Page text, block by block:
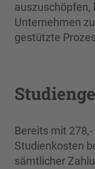
auszuschöpfen,
Unternehmen
gestützte
Bereits mit
Studienkosten
sämtlicher